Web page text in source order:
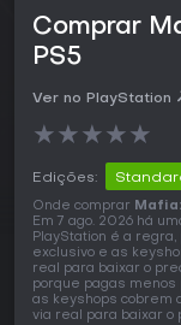
Comprar
PS5
Ver no PlayStation
★★★★★
Edições:
Onde comprar
Em 7 ago. 2026 há
PlayStation é a
exclusivo e as
real para baixar o
porque pagas menos
as keyshops cobrem
via real para baixar o